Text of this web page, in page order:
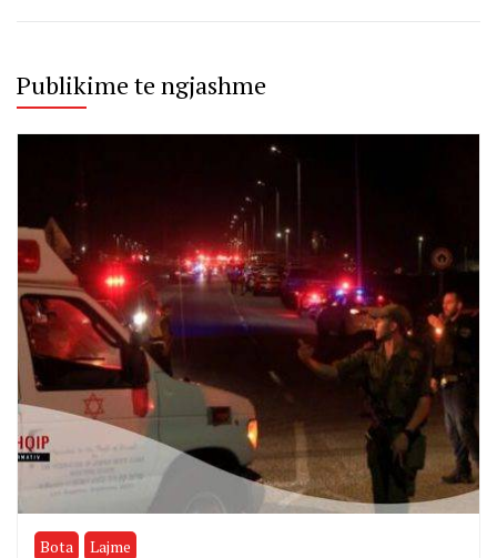
Publikime te ngjashme
Bota Lajme